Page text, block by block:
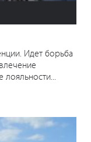
Идет борьба